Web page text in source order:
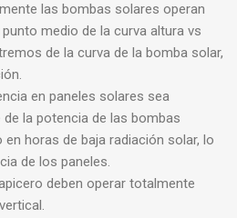
las bombas solares operan
medio de la curva altura vs
de la curva de la bomba solar,
en paneles solares sea
la potencia de las bombas
horas de baja radiación solar, lo
de los paneles.
deben operar totalmente